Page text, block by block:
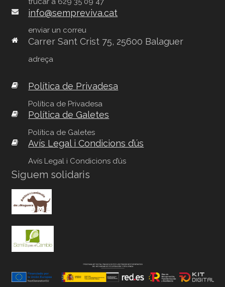
info@sempreviva.cat
enviar un correu
Carrer Sant Crist 75, 25600 Balaguer
adreça
Política de Privadesa
Política de Privadesa
Política de Galetes
Política de Galetes
Avís Legal i Condicions d’ús
Avís Legal i Condicions d’ús
Siguem solidaris